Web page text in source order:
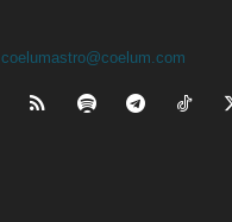
coelumastro@coelum.com